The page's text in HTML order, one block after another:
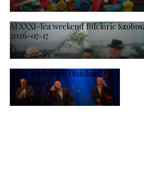
2026-08-23
Al XXXI-lea weekend folcloric
2026-07-17
-
2026-07-19
XXXI. Szoboszló Dixieland Days
2026-08-21
-
2026-08-23